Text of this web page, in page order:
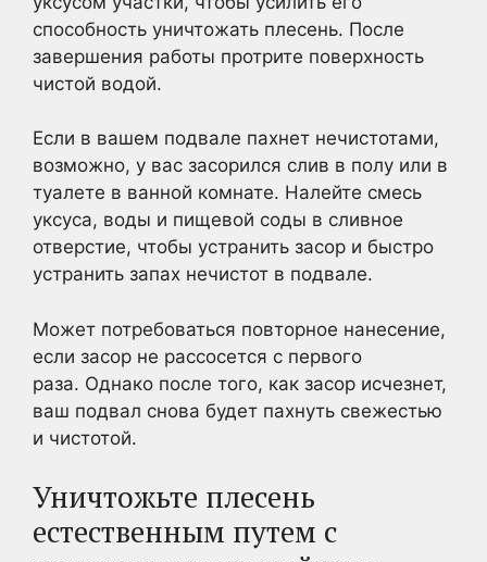
способность уничтожать плесень. После
завершения работы протрите поверхность
чистой водой.
Если в вашем подвале пахнет нечистотами,
возможно, у вас засорился слив в полу или в
туалете в ванной комнате. Налейте смесь
уксуса, воды и пищевой соды в сливное
отверстие, чтобы устранить засор и быстро
устранить запах нечистот в подвале.
Может потребоваться повторное нанесение,
если засор не рассосется с первого
раза. Однако после того, как засор исчезнет,
ваш подвал снова будет пахнуть свежестью
и чистотой.
Уничтожьте плесень
естественным путем с